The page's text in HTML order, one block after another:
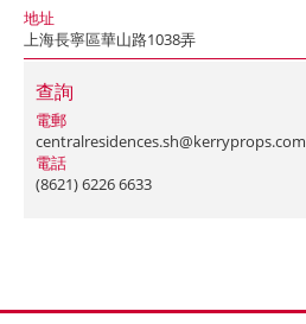
地址
上海長寧區華山路1038弄
查詢
電郵
centralresidences.sh@kerryprops.com
電話
(8621) 6226 6633